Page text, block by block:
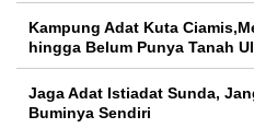
Kampung Adat Kuta
hingga Belum Punya Tanah
Jaga Adat Istiadat Sunda,
Buminya Sendiri